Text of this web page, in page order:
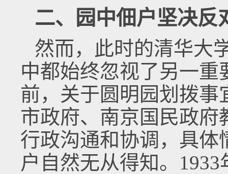
二、园中佃户坚决反
然而，此时的清华大
中都始终忽视了另一
前，关于圆明园划拨
市政府、南京国民政
行政沟通和协调，具体
户自然无从得知。